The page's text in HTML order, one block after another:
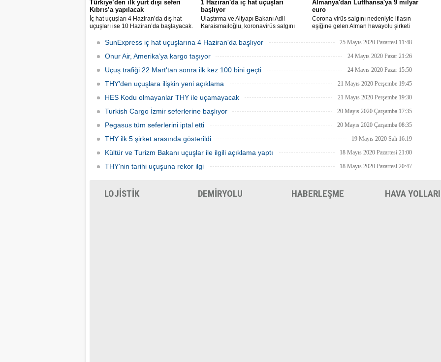
Türkiye’den ilk yurt dışı seferi
Kıbrıs’a yapılacak
İç hat uçuşları 4 Haziran’da dış hat
uçuşları ise 10 Haziran’da başlayacak.
olacak.
1 Haziran'da iç hat uçuşları
başlıyor
Ulaştırma ve Altyapı Bakanı Adil
Karaismailoğlu, koronavirüs salgını
seferlerinin, 1 Haziran itibarıyla iç
hatlarda yeniden başlayacağını bildirdi.
Almanya'dan Lutfhansa'ya 9 milyar
euro
Corona virüs salgını nedeniyle iflasın
eşiğine gelen Alman havayolu şirketi
anlaşma sağlandı.
SunExpress iç hat uçuşlarına 4 Haziran'da başlıyor 25 Mayıs 2020 Pazartesi 11:48
Onur Air, Amerika’ya kargo taşıyor 24 Mayıs 2020 Pazar 21:26
Uçuş trafiği 22 Mart'tan sonra ilk kez 100 bini geçti 24 Mayıs 2020 Pazar 15:50
THY'den uçuşlara ilişkin yeni açıklama 21 Mayıs 2020 Perşembe 19:45
HES Kodu olmayanlar THY ile uçamayacak 21 Mayıs 2020 Perşembe 19:30
Turkish Cargo İzmir seferlerine başlıyor 20 Mayıs 2020 Çarşamba 17:35
Pegasus tüm seferlerini iptal etti 20 Mayıs 2020 Çarşamba 08:35
THY ilk 5 şirket arasında gösterildi 19 Mayıs 2020 Salı 16:19
Kültür ve Turizm Bakanı uçuşlar ile ilgili açıklama yaptı 18 Mayıs 2020 Pazartesi 21:00
THY'nin tarihi uçuşuna rekor ilgi 18 Mayıs 2020 Pazartesi 20:47
LOJİSTİK DEMİRYOLU HABERLEŞME HAVA YOLLARI